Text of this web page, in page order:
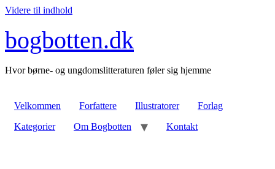
Videre til indhold
bogbotten.dk
Hvor børne- og ungdomslitteraturen føler sig hjemme
Velkommen Forfattere Illustratorer
Forlag
Kategorier
Om Bogbotten Kontakt